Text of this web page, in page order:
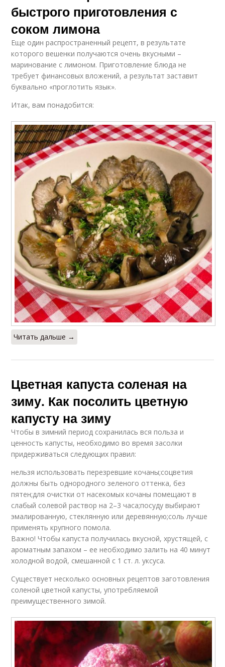
быстрого приготовления с
соком лимона
Еще один распространенный рецепт, в результате
которого вешенки получаются очень вкусными –
маринование с лимоном. Приготовление блюда не
требует финансовых вложений, а результат заставит
буквально «проглотить язык».
Итак, вам понадобится:
Читать дальше →
Цветная капуста соленая на
зиму. Как посолить цветную
капусту на зиму
Чтобы в зимний период сохранилась вся польза и
ценность капусты, необходимо во время засолки
придерживаться следующих правил:
нельзя использовать перезревшие кочаны;соцветия
должны быть однородного зеленого оттенка, без
пятен;для очистки от насекомых кочаны помещают в
слабый солевой раствор на 2–3 часа;посуду выбирают
эмалированную, стеклянную или деревянную;соль лучше
применять крупного помола.
Важно! Чтобы капуста получилась вкусной, хрустящей, с
ароматным запахом – ее необходимо залить на 40 минут
холодной водой, смешанной с 1 ст. л. уксуса.
Существует несколько основных рецептов заготовления
соленой цветной капусты, употребляемой
преимущественного зимой.